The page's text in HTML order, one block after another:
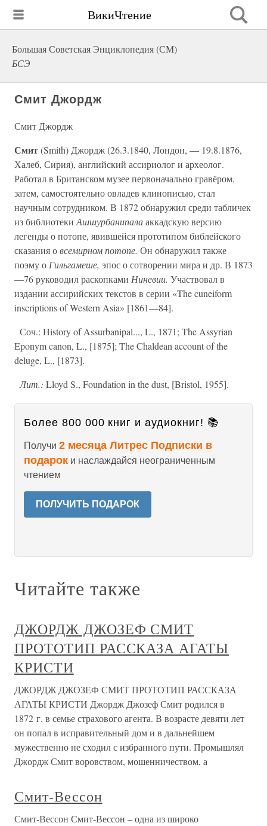
ВикиЧтение
Большая Советская Энциклопедия (СМ)
БСЭ
Смит Джордж
Смит Джордж
Смит(Smith) Джордж (26.3.1840, Лондон, — 19.8.1876,
Халеб, Сирия), английский ассириолог и археолог.
Работал в Британском музее первоначально гравёром,
затем, самостоятельно овладев клинописью, стал
научным сотрудником. В 1872 обнаружил среди табличек
из библиотеки Ашшурбанипалааккадскую версию
легенды о потопе, явившейся прототипом библейского
сказания овсемирном потопе. Он обнаружил также
поэму о Гильгамеше, эпос о сотворении мира и др. В 1873
—76 руководил раскопками Ниневии. Участвовал в
издании ассирийских текстов в серии «The cuneiform
inscriptions of Western Asia» [1861—84].
Соч.: History of Assurbanipal..., L., 1871; The Assyrian
Eponym canon, L., [1875]; The Chaldean account of the
deluge, L., [1873].
Лит.: Lloyd S., Foundation in the dust, [Bristol, 1955].
Более 800 000 книг и аудиокниг! 📚
Получи 2 месяца Литрес Подписки в
подарок и наслаждайся неограниченным
чтением
ПОЛУЧИТЬ ПОДАРОК
Читайте также
ДЖОРДЖ ДЖОЗЕФ СМИТ
ПРОТОТИП РАССКАЗА АГАТЫ
КРИСТИ
ДЖОРДЖ ДЖОЗЕФ СМИТ ПРОТОТИП РАССКАЗА
АГАТЫ КРИСТИ Джордж Джозеф Смит родился в
1872 г. в семье страхового агента. В возрасте девяти лет
он попал в исправительный дом и в дальнейшем
мужественно не сходил с избранного пути. Промышлял
Джордж Смит воровством, мошенничеством, а
Смит-Вессон
Смит-Вессон Смит-Вессон – одна из широко